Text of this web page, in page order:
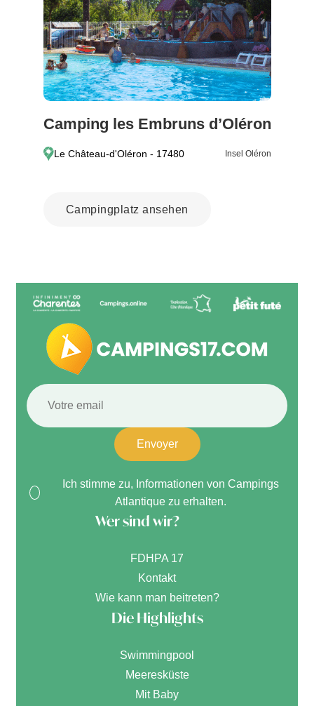
Camping les Embruns d’Oléron
Le Château-d'Oléron - 17480 Insel Oléron
Campingplatz ansehen
Envoyer
Ich stimme zu, Informationen von Campings
Atlantique zu erhalten.
Wer sind wir?
FDHPA 17
Kontakt
Wie kann man beitreten?
Die Highlights
Swimmingpool
Meeresküste
Mit Baby